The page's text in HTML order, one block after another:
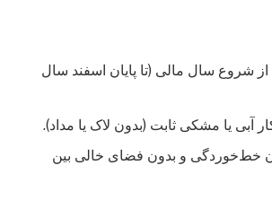
از شروع سال مالی (تا پایان اسفند سال
آبی یا مشکی ثابت (بدون لاک یا مداد).
خط‌خوردگی و بدون فضای خالی بین